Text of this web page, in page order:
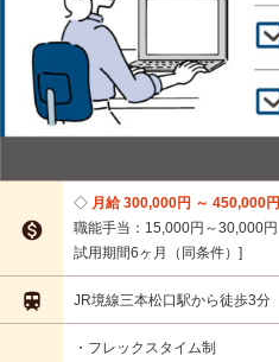

月給 300,000円 ～ 450,000円
職能手当：15,000円～30,000円
試用期間6ヶ月（同条件）
 JR境線三本松口駅から徒歩3分
・フレックスタイム制